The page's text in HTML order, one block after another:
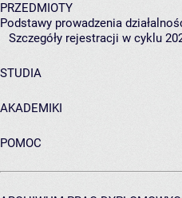
PRZEDMIOTY
Podstawy prowadzenia
Szczegóły rejestracji w cyklu
STUDIA
AKADEMIKI
POMOC